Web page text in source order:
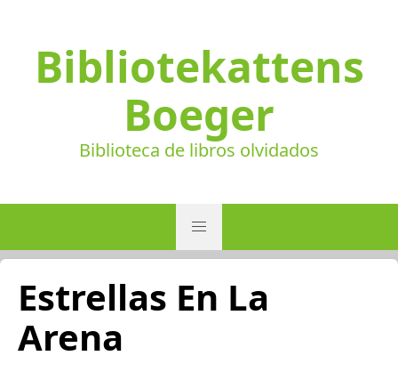
Bibliotekattens
Boeger
Biblioteca de libros olvidados
Estrellas En La
Arena